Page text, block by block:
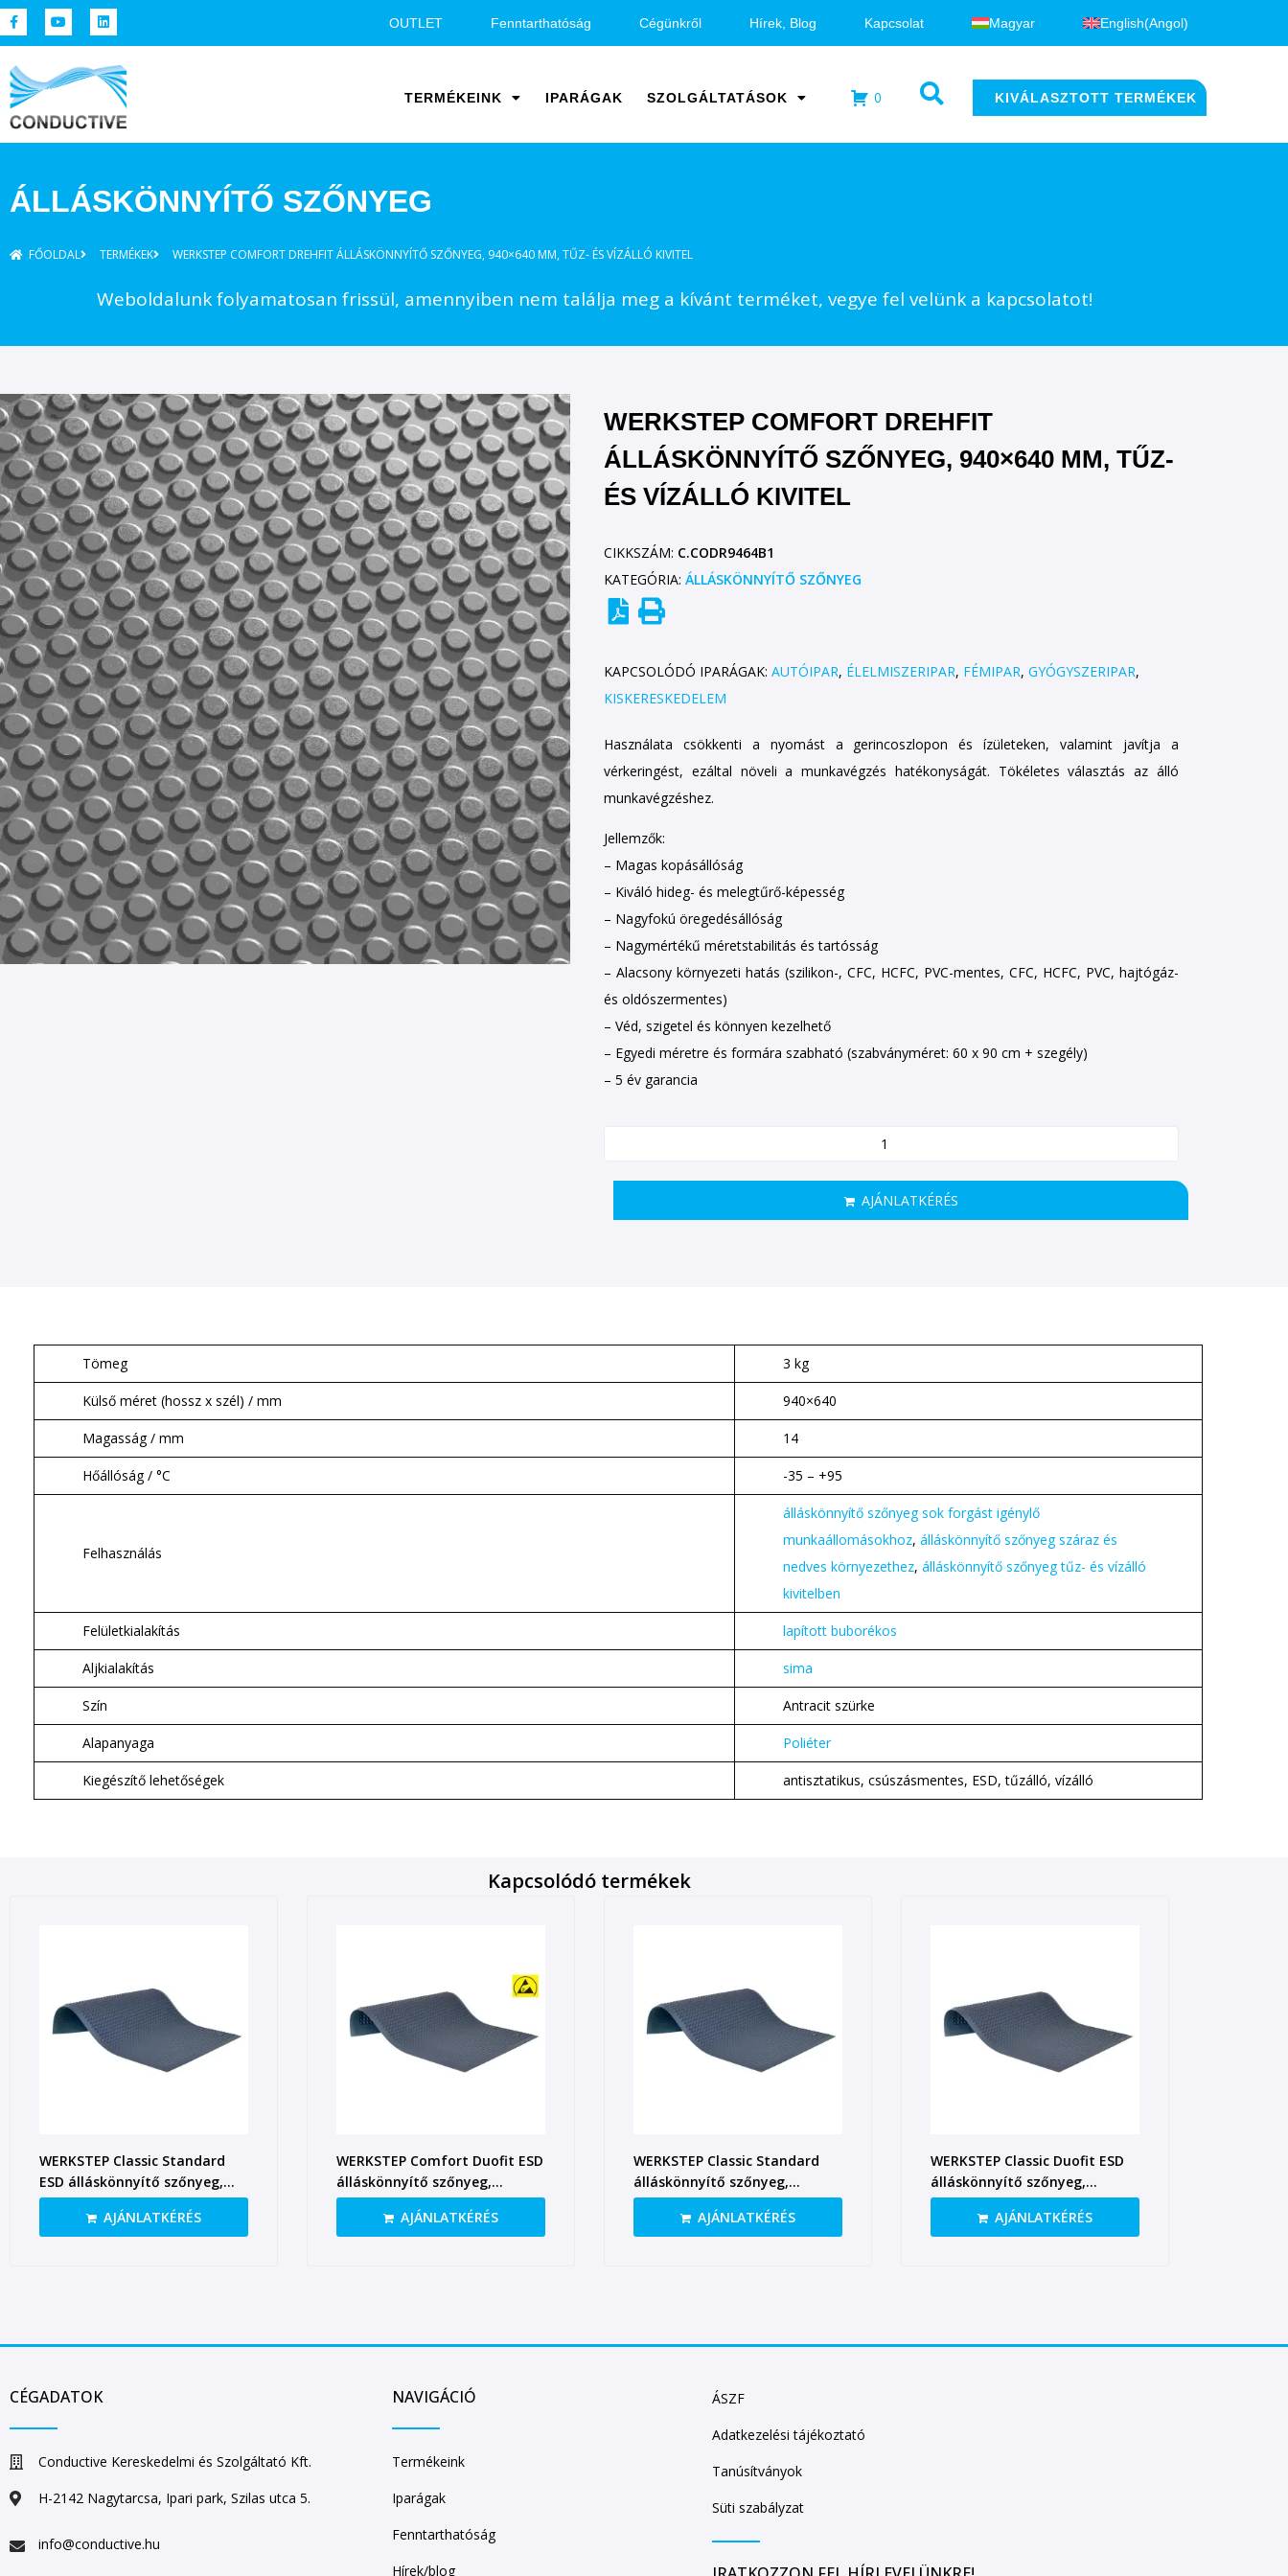
OUTLET Fenntarthatóság Cégünkről Hírek, Blog Kapcsolat Magyar English(Angol)
TERMÉKEINK IPARÁGAK SZOLGÁLTATÁSOK 0 KIVÁLASZTOTT TERMÉKEK
ÁLLÁSKÖNNYÍTŐ SZŐNYEG
FŐOLDAL TERMÉKEK WERKSTEP COMFORT DREHFIT ÁLLÁSKÖNNYÍTŐ SZŐNYEG, 940×640 MM, TŰZ- ÉS VÍZÁLLÓ KIVITEL
Weboldalunk folyamatosan frissül, amennyiben nem találja meg a kívánt terméket, vegye fel velünk a kapcsolatot!
WERKSTEP COMFORT DREHFIT
ÁLLÁSKÖNNYÍTŐ SZŐNYEG, 940×640 MM, TŰZ-
ÉS VÍZÁLLÓ KIVITEL
CIKKSZÁM: C.CODR9464B1
KATEGÓRIA: ÁLLÁSKÖNNYÍTŐ SZŐNYEG
KAPCSOLÓDÓ IPARÁGAK: AUTÓIPAR, ÉLELMISZERIPAR, FÉMIPAR, GYÓGYSZERIPAR,
KISKERESKEDELEM
Használata csökkenti a nyomást a gerincoszlopon és ízületeken, valamint javítja a
vérkeringést, ezáltal növeli a munkavégzés hatékonyságát. Tökéletes választás az álló
munkavégzéshez.
Jellemzők:
– Magas kopásállóság
– Kiváló hideg- és melegtűrő-képesség
– Nagyfokú öregedésállóság
– Nagymértékű méretstabilitás és tartósság
– Alacsony környezeti hatás (szilikon-, CFC, HCFC, PVC-mentes, CFC, HCFC, PVC, hajtógáz-
és oldószermentes)
– Véd, szigetel és könnyen kezelhető
– Egyedi méretre és formára szabható (szabványméret: 60 x 90 cm + szegély)
– 5 év garancia
AJÁNLATKÉRÉS
Tömeg 3 kg
Külső méret (hossz x szél) / mm 940×640
Magasság / mm 14
Hőállóság / °C -35 – +95
Felhasználás
álláskönnyítő szőnyeg sok forgást igénylő
munkaállomásokhoz, álláskönnyítő szőnyeg száraz és
nedves környezethez, álláskönnyítő szőnyeg tűz- és vízálló
kivitelben
Felületkialakítás lapított buborékos
Aljkialakítás sima
Szín Antracit szürke
Alapanyaga Poliéter
Kiegészítő lehetőségek antisztatikus, csúszásmentes, ESD, tűzálló, vízálló
Kapcsolódó termékek
WERKSTEP Classic Standard
ESD álláskönnyítő szőnyeg,
940×640 mm
AJÁNLATKÉRÉS
WERKSTEP Comfort Duofit ESD
álláskönnyítő szőnyeg,
940×640 mm, tűz- és vízálló
AJÁNLATKÉRÉS
WERKSTEP Classic Standard
álláskönnyítő szőnyeg,
940×640 mm
AJÁNLATKÉRÉS
WERKSTEP Classic Duofit ESD
álláskönnyítő szőnyeg,
940×640 mm
AJÁNLATKÉRÉS
CÉGADATOK
Conductive Kereskedelmi és Szolgáltató Kft.
H-2142 Nagytarcsa, Ipari park, Szilas utca 5.
info@conductive.hu
NAVIGÁCIÓ
Termékeink
Iparágak
Fenntarthatóság
Hírek/blog
ÁSZF
Adatkezelési tájékoztató
Tanúsítványok
Süti szabályzat